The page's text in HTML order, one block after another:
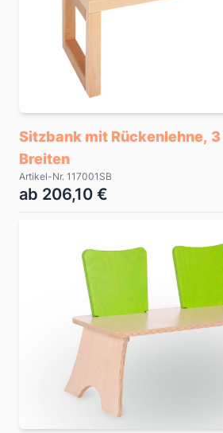
Sitzbank mit Rückenlehne, 3
Breiten
Artikel-Nr. 117001SB
ab 206,10 €